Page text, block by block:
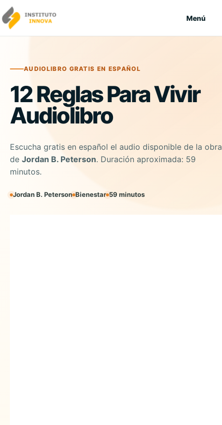
Saltar al contenido
Menú
AUDIOLIBRO GRATIS EN ESPAÑOL
12 Reglas Para Vivir
Audiolibro
Escucha gratis en español el audio disponible de la obra
de Jordan B. Peterson. Duración aproximada: 59
minutos.
Jordan B. Peterson Bienestar 59 minutos